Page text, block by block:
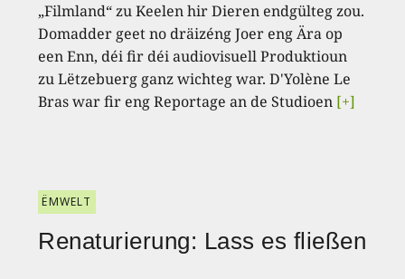
„Filmland“ zu Keelen hir Dieren endgülteg zou.
Domadder geet no dräizéng Joer eng Ära op
een Enn, déi fir déi audiovisuell Produktioun
zu Lëtzebuerg ganz wichteg war. D'Yolène Le
Bras war fir eng Reportage an de Studioen [+]
ËMWELT
Renaturierung: Lass es fließen